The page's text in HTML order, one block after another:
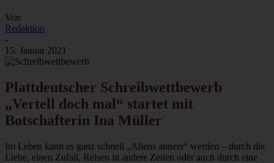
Von
Redaktion
-
15. Januar 2021
Plattdeutscher Schreibwettbewerb
„Vertell doch mal“ startet mit
Botschafterin Ina Müller
Im Leben kann es ganz schnell „Allens anners“ werden – durch die
Liebe, einen Zufall, Reisen in andere Zeiten oder auch durch eine